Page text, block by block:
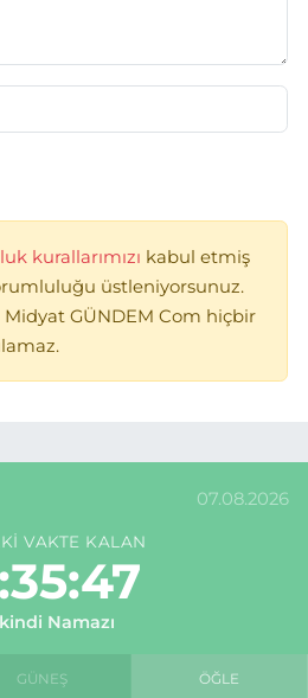
kurallarımızı kabul etmiş
üstleniyorsunuz.
Midyat GÜNDEM Com hiçbir
07.08.2026
VAKTE KALAN
Namazı
GÜNEŞ ÖĞLE